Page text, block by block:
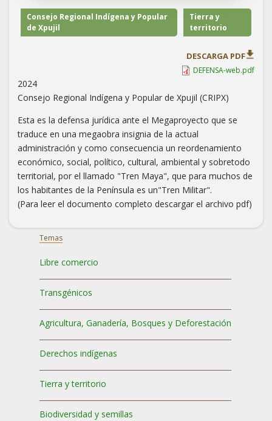
Consejo Regional Indígena y Popular
de Xpujil
Tierra y
territorio
DESCARGA PDF
DEFENSA-web.pdf
2024
Consejo Regional Indígena y Popular de Xpujil (CRIPX)
Esta es la defensa jurídica ante el Megaproyecto que se
traduce en una megaobra insignia de la actual
administración y como consecuencia un reordenamiento
económico, social, político, cultural, ambiental y sobretodo
territorial, por el llamado "Tren Maya", que para muchos de
los habitantes de la Península es un"Tren Militar".
(Para leer el documento completo descargar el archivo pdf)
Temas
Libre comercio
Transgénicos
Agricultura, Ganadería, Bosques y Deforestación
Derechos indígenas
Tierra y territorio
Biodiversidad y semillas